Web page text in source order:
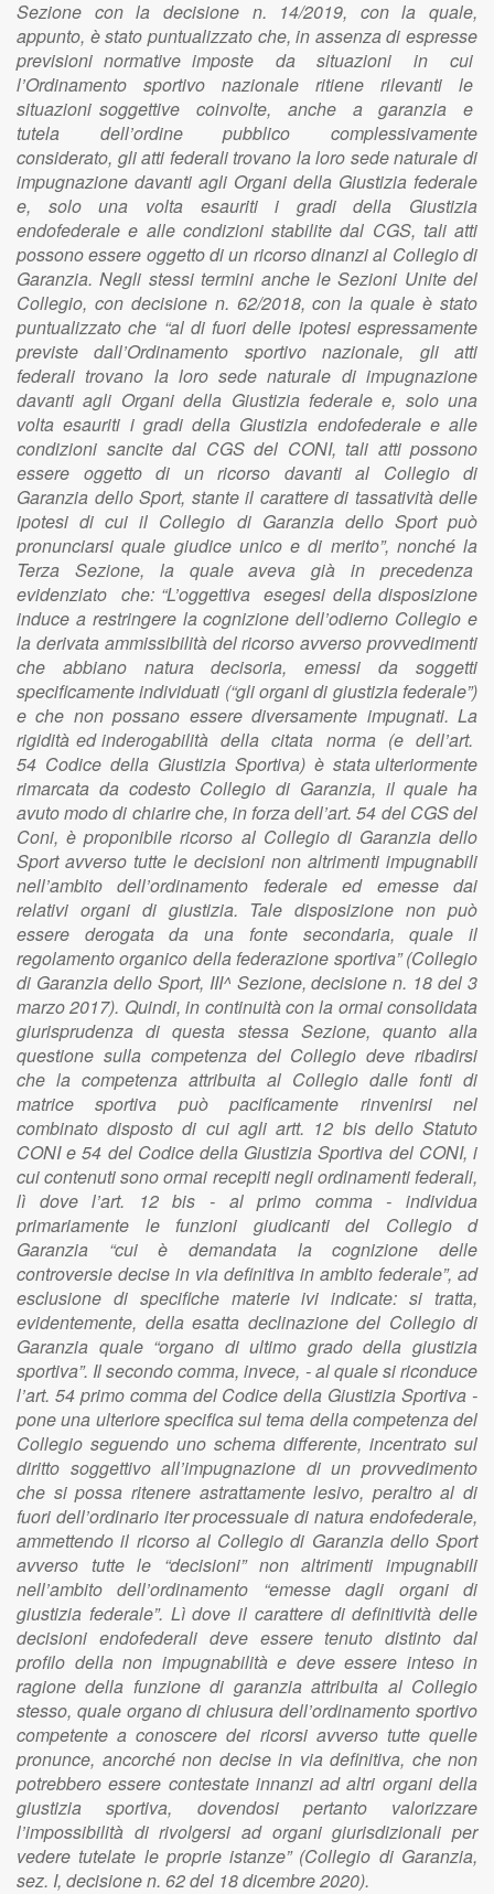
Sezione con la decisione n. 14/2019, con la quale,
appunto, è stato puntualizzato che, in assenza di espresse
previsioni normative imposte da situazioni in cui
l’Ordinamento sportivo nazionale ritiene rilevanti le
situazioni soggettive coinvolte, anche a garanzia e
tutela dell’ordine pubblico complessivamente
considerato, gli atti federali trovano la loro sede naturale di
impugnazione davanti agli Organi della Giustizia federale
e, solo una volta esauriti i gradi della Giustizia
endofederale e alle condizioni stabilite dal CGS, tali atti
possono essere oggetto di un ricorso dinanzi al Collegio di
Garanzia. Negli stessi termini anche le Sezioni Unite del
Collegio, con decisione n. 62/2018, con la quale è stato
puntualizzato che “al di fuori delle ipotesi espressamente
previste dall’Ordinamento sportivo nazionale, gli atti
federali trovano la loro sede naturale di impugnazione
davanti agli Organi della Giustizia federale e, solo una
volta esauriti i gradi della Giustizia endofederale e alle
condizioni sancite dal CGS del CONI, tali atti possono
essere oggetto di un ricorso davanti al Collegio di
Garanzia dello Sport, stante il carattere di tassatività delle
ipotesi di cui il Collegio di Garanzia dello Sport può
pronunciarsi quale giudice unico e di merito”, nonché la
Terza Sezione, la quale aveva già in precedenza
evidenziato che: “L’oggettiva esegesi della disposizione
induce a restringere la cognizione dell’odierno Collegio e
la derivata ammissibilità del ricorso avverso provvedimenti
che abbiano natura decisoria, emessi da soggetti
specificamente individuati (“gli organi di giustizia federale”)
e che non possano essere diversamente impugnati. La
rigidità ed inderogabilità della citata norma (e dell’art.
54 Codice della Giustizia Sportiva) è stata ulteriormente
rimarcata da codesto Collegio di Garanzia, il quale ha
avuto modo di chiarire che, in forza dell’art. 54 del CGS del
Coni, è proponibile ricorso al Collegio di Garanzia dello
Sport avverso tutte le decisioni non altrimenti impugnabili
nell’ambito dell’ordinamento federale ed emesse dai
relativi organi di giustizia. Tale disposizione non può
essere derogata da una fonte secondaria, quale il
regolamento organico della federazione sportiva” (Collegio
di Garanzia dello Sport, III^ Sezione, decisione n. 18 del 3
marzo 2017). Quindi, in continuità con la ormai consolidata
giurisprudenza di questa stessa Sezione, quanto alla
questione sulla competenza del Collegio deve ribadirsi
che la competenza attribuita al Collegio dalle fonti di
matrice sportiva può pacificamente rinvenirsi nel
combinato disposto di cui agli artt. 12 bis dello Statuto
CONI e 54 del Codice della Giustizia Sportiva del CONI, i
cui contenuti sono ormai recepiti negli ordinamenti federali,
lì dove l’art. 12 bis - al primo comma - individua
primariamente le funzioni giudicanti del Collegio d
Garanzia “cui è demandata la cognizione delle
controversie decise in via definitiva in ambito federale”, ad
esclusione di specifiche materie ivi indicate: si tratta,
evidentemente, della esatta declinazione del Collegio di
Garanzia quale “organo di ultimo grado della giustizia
sportiva”. Il secondo comma, invece, - al quale si riconduce
l’art. 54 primo comma del Codice della Giustizia Sportiva -
pone una ulteriore specifica sul tema della competenza del
Collegio seguendo uno schema differente, incentrato sul
diritto soggettivo all’impugnazione di un provvedimento
che si possa ritenere astrattamente lesivo, peraltro al di
fuori dell’ordinario iter processuale di natura endofederale,
ammettendo il ricorso al Collegio di Garanzia dello Sport
avverso tutte le “decisioni” non altrimenti impugnabili
nell’ambito dell’ordinamento “emesse dagli organi di
giustizia federale”. Lì dove il carattere di definitività delle
decisioni endofederali deve essere tenuto distinto dal
profilo della non impugnabilità e deve essere inteso in
ragione della funzione di garanzia attribuita al Collegio
stesso, quale organo di chiusura dell’ordinamento sportivo
competente a conoscere dei ricorsi avverso tutte quelle
pronunce, ancorché non decise in via definitiva, che non
potrebbero essere contestate innanzi ad altri organi della
giustizia sportiva, dovendosi pertanto valorizzare
l’impossibilità di rivolgersi ad organi giurisdizionali per
vedere tutelate le proprie istanze” (Collegio di Garanzia,
sez. I, decisione n. 62 del 18 dicembre 2020).